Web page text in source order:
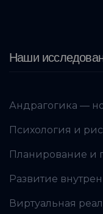
Наши
Андрагогика —
Психология и
Планирование и
Развитие
Виртуальная